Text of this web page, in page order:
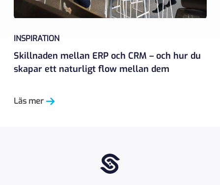
INSPIRATION
Skillnaden mellan ERP och CRM – och hur du
skapar ett naturligt flow mellan dem
Läs mer